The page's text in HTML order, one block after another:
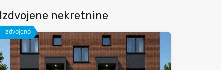
Izdvojene nekretnine
Izdvojeno